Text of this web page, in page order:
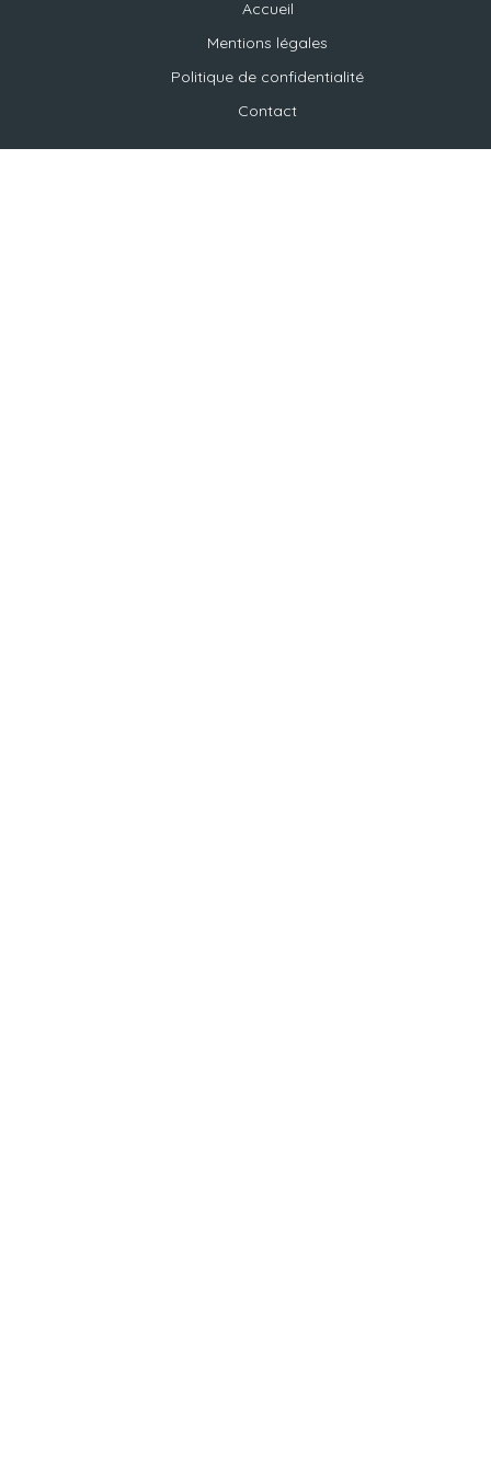
Accueil
Mentions légales
Politique de confidentialité
Contact